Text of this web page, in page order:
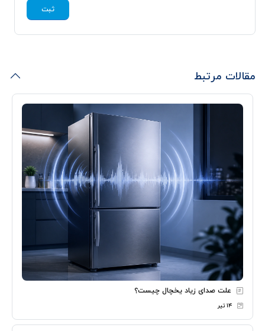
ثبت
مقالات مرتبط
علت صدای زیاد یخچال چیست؟
۱۴ تیر